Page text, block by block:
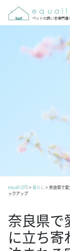
equall LIFE> 暮らし > 奈良県で
ックアップ
奈良県で
に立ち寄